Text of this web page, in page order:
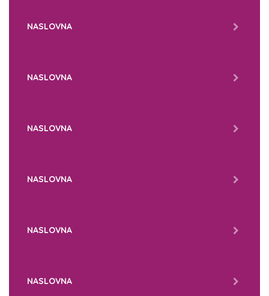
NASLOVNA
NASLOVNA
NASLOVNA
NASLOVNA
NASLOVNA
NASLOVNA